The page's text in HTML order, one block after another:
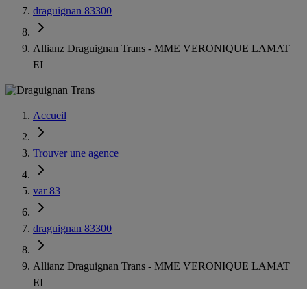
draguignan 83300
Allianz Draguignan Trans - MME VERONIQUE LAMAT
EI
Accueil
Trouver une agence
var 83
draguignan 83300
Allianz Draguignan Trans - MME VERONIQUE LAMAT
EI